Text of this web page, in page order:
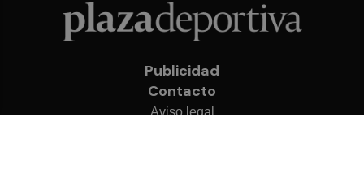
Publicidad
Contacto
Aviso legal